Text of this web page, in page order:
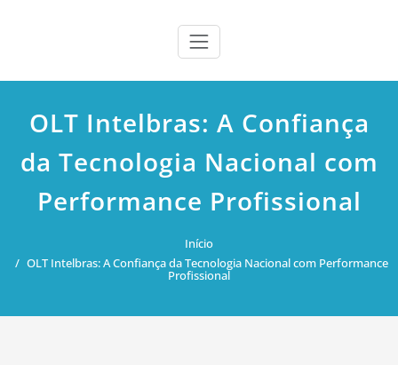
OLT Intelbras: A Confiança
da Tecnologia Nacional com
Performance Profissional
Início
OLT Intelbras: A Confiança da Tecnologia Nacional com Performance
Profissional